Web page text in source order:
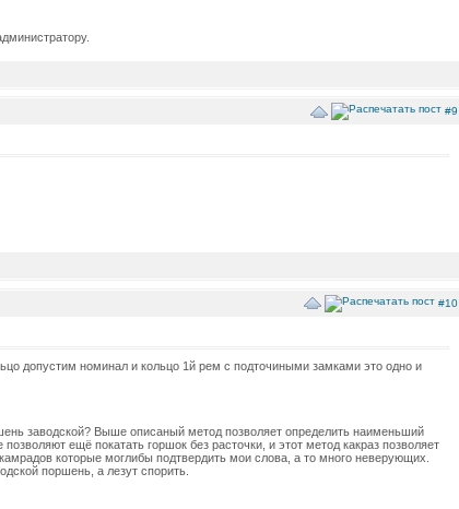
#9
#10
допустим номинал и кольцо 1й рем с подточиными замками это одно и
заводской? Выше описаный метод позволяет определить наименьший
ещё покатать горшок без расточки, и этот метод какраз позволяет
которые моглибы подтвердить мои слова, а то много неверующих.
поршень, а лезут спорить.